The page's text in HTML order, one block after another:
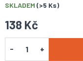
138 Kč
SKLADEM (>5 Ks)